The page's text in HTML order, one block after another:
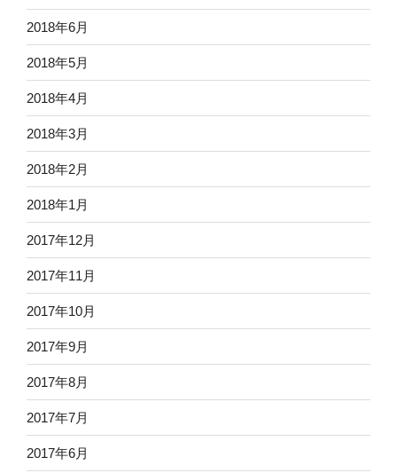
2018年6月
2018年5月
2018年4月
2018年3月
2018年2月
2018年1月
2017年12月
2017年11月
2017年10月
2017年9月
2017年8月
2017年7月
2017年6月